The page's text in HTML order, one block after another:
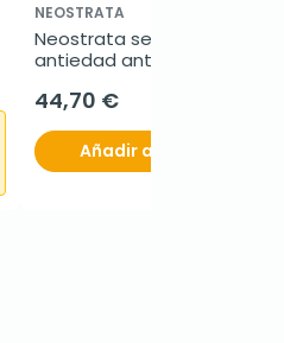
NEOSTRATA
Neostrata serum
antiedad antirojeces 29 G
44,70 €
Añadir al carrito